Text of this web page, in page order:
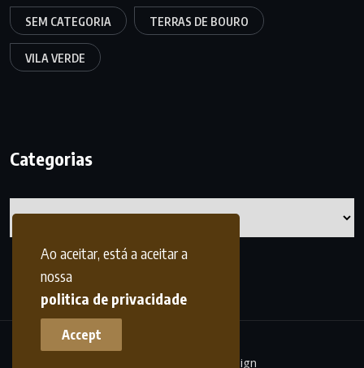
Ao aceitar, está a aceitar a
nossa
politica de privacidade
Accept
SEM CATEGORIA TERRAS DE BOURO
VILA VERDE
Categorias
frdesign